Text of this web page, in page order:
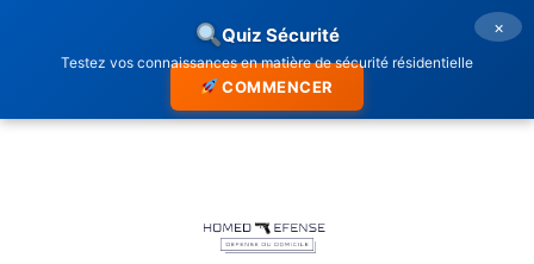
Quiz Sécurité
Testez vos connaissances en matière de sécurité résidentielle
COMMENCER
×
Aller